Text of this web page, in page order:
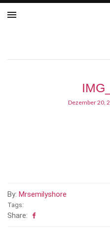
Dezember 20,
By: Mrsemilyshore
Tags:
Share: